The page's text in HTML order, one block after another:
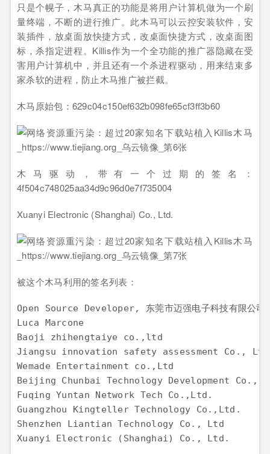
只是个幌子，木马真正的功能是将用户计算机做为一个刷
量终端，不断的进行推广。此木马可以云控安装软件，安
装插件，放桌面放快捷方式，改桌面快捷方式，改桌面图
标，杀指定进程。Killis作为一个全功能的推广器隐藏在受
害用户计算机中，并且还有一个杀进程驱动，用来结束多
家杀软的进程，防止木马推广被拦截。
木马原始包：629c04c150ef632b098fe65cf3ff3b60
木马驱动，带有一个过期的签名：
4f504c748025aa34d9c96d0e7f735004
Xuanyi Electronic (Shanghai) Co., Ltd.
被这个木马利用的签名列表：
Open Source Developer, 东莞市迈强电子科技有限公司
Luca Marcone
Baoji zhihengtaiye co.,ltd
Jiangsu innovation safety assessment Co.,
Wemade Entertainment co.,Ltd
Beijing Chunbai Technology Development Co.,
Fuqing Yuntan Network Tech Co.,Ltd.
Guangzhou Kingteller Technology Co.,Ltd.
Shenzhen Liantian Technology Co., Ltd